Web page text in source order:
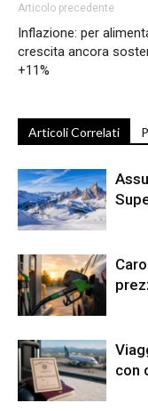
Articolo precedente
Inflazione: per
crescita ancora
+11%
Articoli Correlati
con